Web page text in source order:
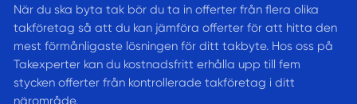
När du ska byta tak bör du ta in offerter från flera olika
takföretag så att du kan jämföra offerter för att hitta den
mest förmånligaste lösningen för ditt takbyte. Hos oss på
Takexperter kan du kostnadsfritt erhålla upp till fem
stycken offerter från kontrollerade takföretag i ditt
närområde.